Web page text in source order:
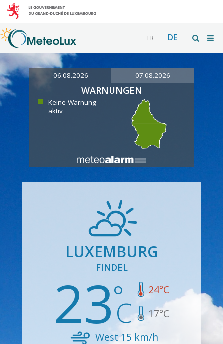
FR DE
06.08.2026 07.08.2026
WARNUNGEN
Keine Warnung
aktiv
LUXEMBURG
FINDEL
23 24°C
17°C
West15 km/h